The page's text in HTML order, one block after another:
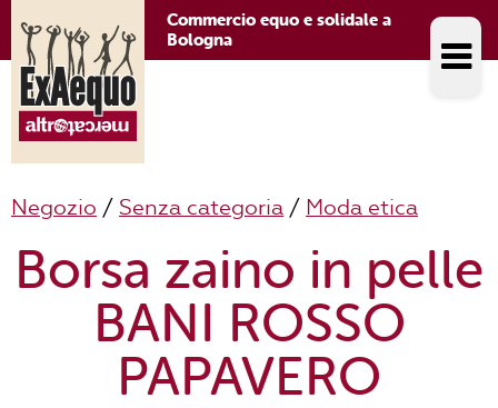
Commercio equo e solidale a
Bologna
Negozio / Senza categoria / Moda etica
Borsa zaino in pelle
BANI ROSSO
PAPAVERO